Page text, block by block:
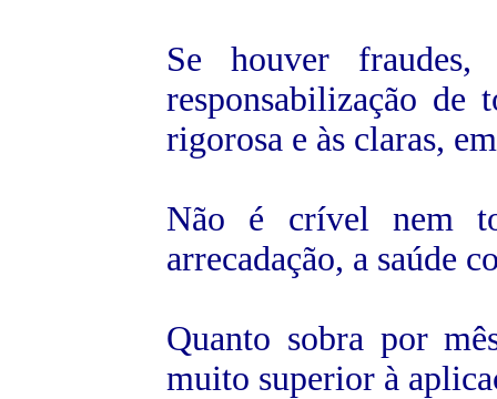
Se houver
responsabilização de
rigorosa e às claras,
Não é crível nem
arrecadação, a saúde
Quanto sobra por
muito superior à